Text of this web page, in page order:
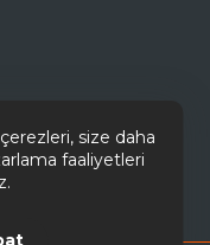
size daha
faaliyetleri